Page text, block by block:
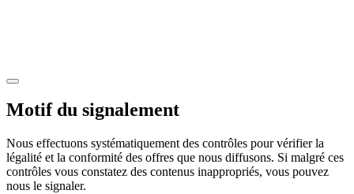
Motif du signalement
Nous effectuons systématiquement des contrôles pour vérifier la
légalité et la conformité des offres que nous diffusons. Si malgré ces
contrôles vous constatez des contenus inappropriés, vous pouvez
nous le signaler.